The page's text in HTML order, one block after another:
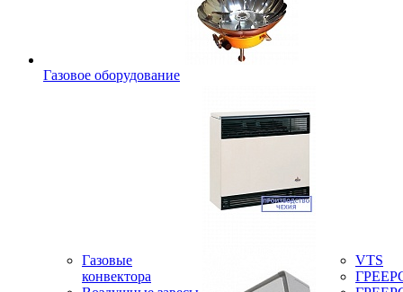
Газовое оборудование
Газовые
конвектора
VTS